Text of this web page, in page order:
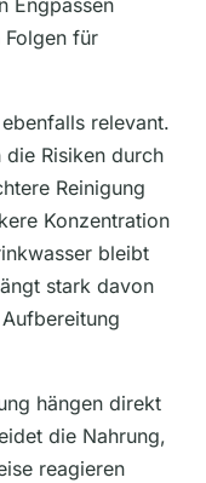
Engpässen
Folgen für
relevant.
Risiken durch
Reinigung
Konzentration
bleibt
stark davon
hängen direkt
die Nahrung,
reagieren